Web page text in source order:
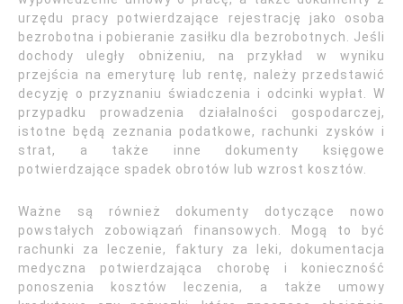
urzędu pracy potwierdzające rejestrację jako osoba
bezrobotna i pobieranie zasiłku dla bezrobotnych. Jeśli
dochody uległy obniżeniu, na przykład w wyniku
przejścia na emeryturę lub rentę, należy przedstawić
decyzję o przyznaniu świadczenia i odcinki wypłat. W
przypadku prowadzenia działalności gospodarczej,
istotne będą zeznania podatkowe, rachunki zysków i
strat, a także inne dokumenty księgowe
potwierdzające spadek obrotów lub wzrost kosztów.
Ważne są również dokumenty dotyczące nowo
powstałych zobowiązań finansowych. Mogą to być
rachunki za leczenie, faktury za leki, dokumentacja
medyczna potwierdzająca chorobę i konieczność
ponoszenia kosztów leczenia, a także umowy